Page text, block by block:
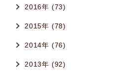
2016年 (73)
2015年 (78)
2014年 (76)
2013年 (92)